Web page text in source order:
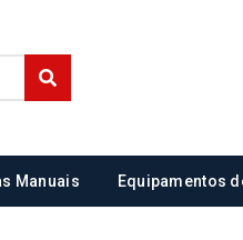
Manuais Equipamentos